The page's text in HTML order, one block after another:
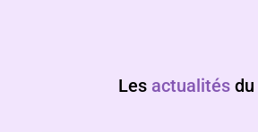
Les actualitésdu